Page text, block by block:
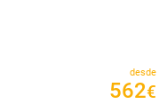
desde
562€